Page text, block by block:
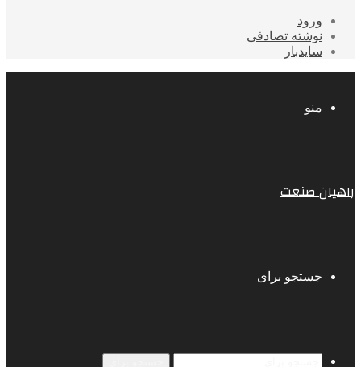
ورود
نوشته تصادفی
سایدبار
منو
راهیان صنعت
جستجو برای